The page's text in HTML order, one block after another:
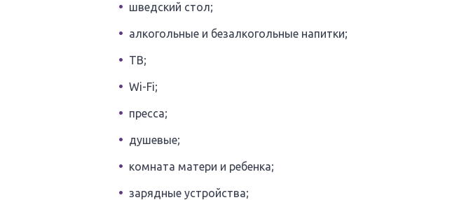
шведский стол;
алкогольные и безалкогольные напитки;
ТВ;
Wi-Fi;
пресса;
душевые;
комната матери и ребенка;
зарядные устройства;